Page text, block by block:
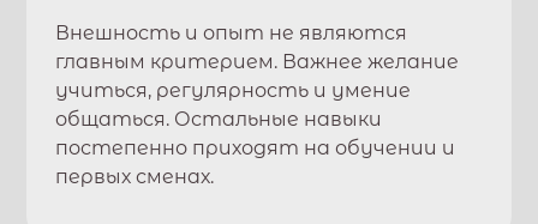
Внешность и опыт не являются
главным критерием. Важнее желание
учиться, регулярность и умение
общаться. Остальные навыки
постепенно приходят на обучении и
первых сменах.